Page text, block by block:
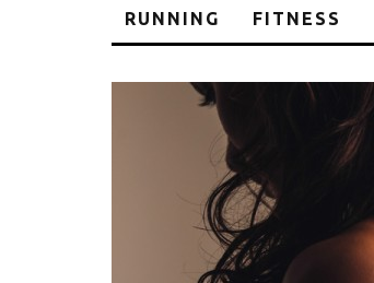
RUNNING FITNESS